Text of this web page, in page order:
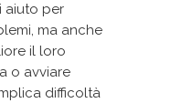
aiuto per
ma anche
il loro
o avviare
difficoltà